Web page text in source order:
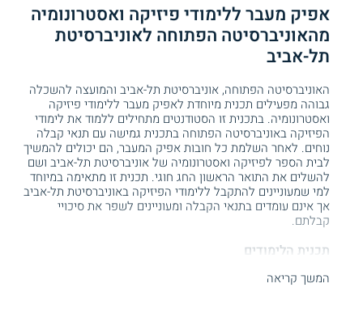
אפיק מעבר ללימודי פיזיקה ואסטרונומיה
מהאוניברסיטה הפתוחה לאוניברסיטת
תל-אביב
האוניברסיטה הפתוחה, אוניברסיטת תל-אביב והמועצה להשכלה
גבוהה מפעילים תכנית מיוחדת לאפיק מעבר ללימודי פיזיקה
ואסטרונומיה. בתכנית זו הסטודנטים מתחילים ללמוד את לימודי
הפיזיקה באוניברסיטה הפתוחה בתכנית גמישה עם תנאי קבלה
נוחים. לאחר השלמת כל חובות אפיק המעבר, הם יכולים להמשיך
לבית הספר לפיזיקה ואסטרונומיה של אוניברסיטת תל-אביב ושם
להשלים את התואר הראשון החג חוגי. תכנית זו מתאימה במיוחד
למי שמעוניינים להתקבל ללימודי הפיזיקה באוניברסיטת תל-אביב
אך אינם עומדים בתנאי הקבלה ומעוניינים לשפר את סיכויי
קבלתם.
תכנית הלימודים
במהלך הלימודים
המשך קריאה